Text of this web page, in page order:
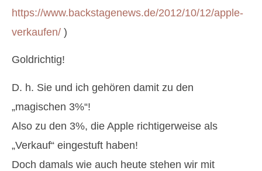
https://www.backstagenews.de/2012/10/12/apple-
verkaufen/ )
Goldrichtig!
D. h. Sie und ich gehören damit zu den
„magischen 3%“!
Also zu den 3%, die Apple richtigerweise als
„Verkauf“ eingestuft haben!
Doch damals wie auch heute stehen wir mit